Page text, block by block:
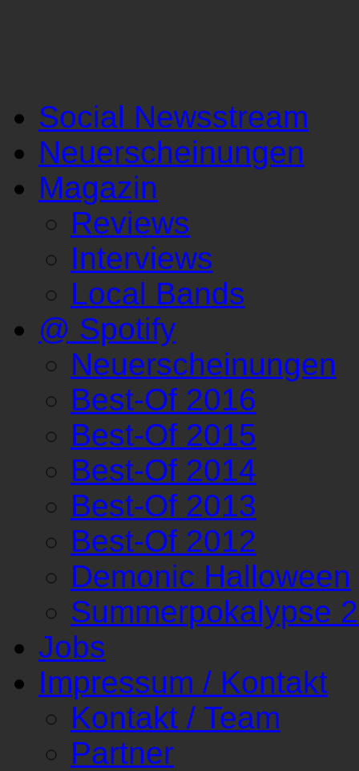
Social Newsstream
Neuerscheinungen
Magazin
Reviews
Interviews
Local Bands
@ Spotify
Neuerscheinungen
Best-Of 2016
Best-Of 2015
Best-Of 2014
Best-Of 2013
Best-Of 2012
Demonic Halloween
Summerpokalypse
Jobs
Impressum / Kontakt
Kontakt / Team
Partner